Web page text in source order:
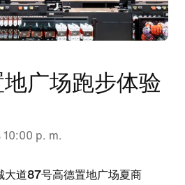
广场跑步体验
10:00 p. m.
大道87号高德置地广场夏商